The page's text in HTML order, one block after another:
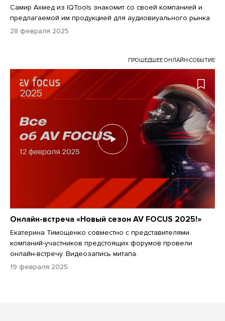
Самир Ахмед из IQTools знакомит со своей компанией и
предлагаемой им продукцией для аудиовиуального рынка
28 февраля 2025
ПРОШЕДШЕЕ ОНЛАЙН-СОБЫТИЕ
Онлайн-встреча «Новый сезон AV FOCUS 2025!»
Екатерина Тимощенко совместно с представителями
компаний-участников предстоящих форумов провели
онлайн-встречу. Видеозапись митапа.
19 февраля 2025